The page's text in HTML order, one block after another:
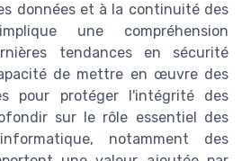
données et à la continuité des
une compréhension
tendances en sécurité
de mettre en œuvre des
pour protéger l'intégrité des
sur le rôle essentiel des
notamment des